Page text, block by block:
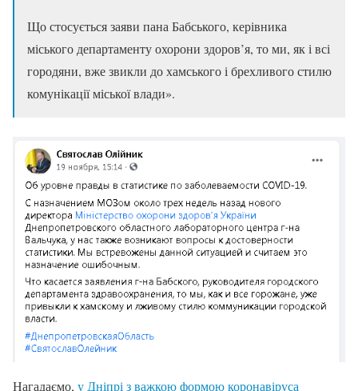
Що стосується заяви пана Бабського, керівника
міського департаменту охорони здоров’я, то ми, як і всі
городяни, вже звикли до хамського і брехливого стилю
комунікації міської влади».
Нагадаємо, у Дніпрі з важкою формою коронавіруса